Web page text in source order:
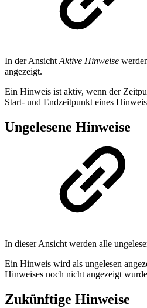
In der Ansicht Aktive Hinweise
angezeigt.
Ein Hinweis ist aktiv, wenn der
Start- und Endzeitpunkt eines
Ungelesene Hinweise
In dieser Ansicht werden alle
Ein Hinweis wird als ungelesen
Hinweises noch nicht angezeigt
Zukünftige Hinweise